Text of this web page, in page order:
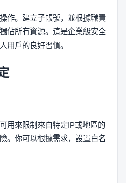
作。建立子帳號，並根據職責
佔所有資源。這是企業級安全
用戶的良好習慣。
用來限制來自特定IP或地區的
。你可以根據需求，設置白名